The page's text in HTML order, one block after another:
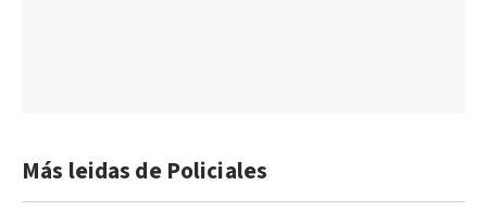
Más leidas de Policiales